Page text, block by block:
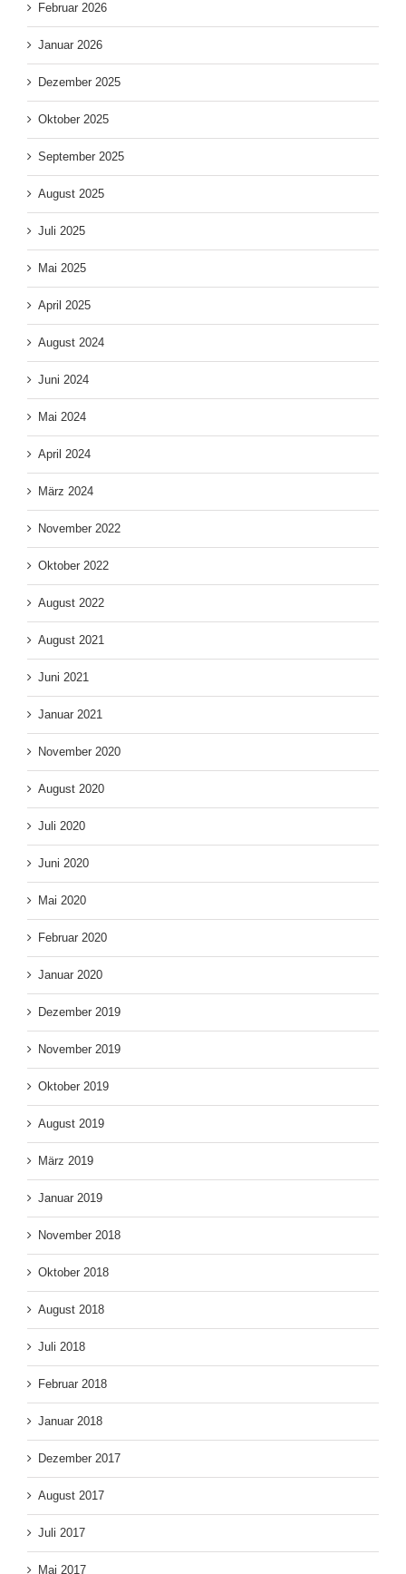
Februar 2026
Januar 2026
Dezember 2025
Oktober 2025
September 2025
August 2025
Juli 2025
Mai 2025
April 2025
August 2024
Juni 2024
Mai 2024
April 2024
März 2024
November 2022
Oktober 2022
August 2022
August 2021
Juni 2021
Januar 2021
November 2020
August 2020
Juli 2020
Juni 2020
Mai 2020
Februar 2020
Januar 2020
Dezember 2019
November 2019
Oktober 2019
August 2019
März 2019
Januar 2019
November 2018
Oktober 2018
August 2018
Juli 2018
Februar 2018
Januar 2018
Dezember 2017
August 2017
Juli 2017
Mai 2017